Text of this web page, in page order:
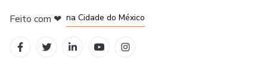
Feito com ❤ na Cidade do México